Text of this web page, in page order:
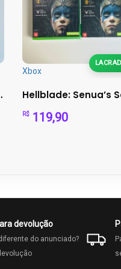
– PS5
Xbox
R$119,90
devolução
do anunciado?